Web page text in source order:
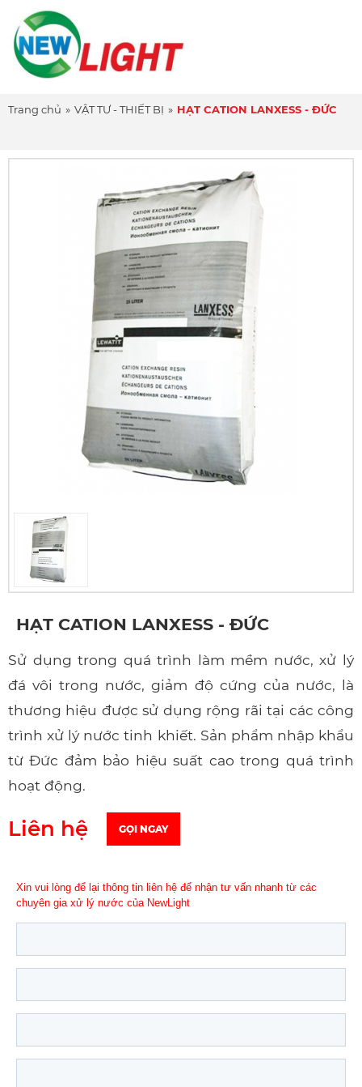
Trang chủ » VẬT TƯ - THIẾT BỊ » HẠT CATION LANXESS - ĐỨC
HẠT CATION LANXESS - ĐỨC
Sử dụng trong quá trình làm mềm nước, xử lý
đá vôi trong nước, giảm độ cứng của nước, là
thương hiệu được sử dụng rộng rãi tại các công
trình xử lý nước tinh khiết. Sản phẩm nhập khẩu
từ Đức đảm bảo hiệu suất cao trong quá trình
hoạt động.
Liên hệ GỌI NGAY
Xin vui lòng để lại thông tin liên hệ để nhận tư vấn nhanh từ các
chuyên gia xử lý nước của NewLight